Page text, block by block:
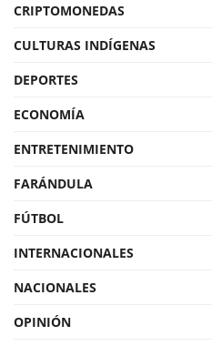
CRIPTOMONEDAS
CULTURAS INDÍGENAS
DEPORTES
ECONOMÍA
ENTRETENIMIENTO
FARÁNDULA
FÚTBOL
INTERNACIONALES
NACIONALES
OPINIÓN